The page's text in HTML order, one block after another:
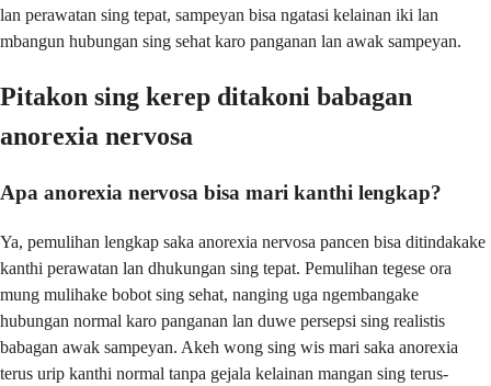
lan perawatan sing tepat, sampeyan bisa ngatasi kelainan iki lan
mbangun hubungan sing sehat karo panganan lan awak sampeyan.
Pitakon sing kerep ditakoni babagan
anorexia nervosa
Apa anorexia nervosa bisa mari kanthi lengkap?
Ya, pemulihan lengkap saka anorexia nervosa pancen bisa ditindakake
kanthi perawatan lan dhukungan sing tepat. Pemulihan tegese ora
mung mulihake bobot sing sehat, nanging uga ngembangake
hubungan normal karo panganan lan duwe persepsi sing realistis
babagan awak sampeyan. Akeh wong sing wis mari saka anorexia
terus urip kanthi normal tanpa gejala kelainan mangan sing terus-